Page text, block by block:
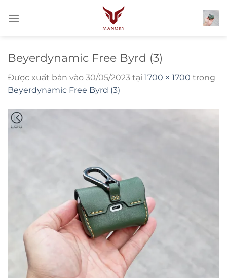
qua
Beyerdynamic Free Byrd (3)
Được xuất bản vào 30/05/2023 tại 1700 × 1700 trong
Beyerdynamic Free Byrd (3)